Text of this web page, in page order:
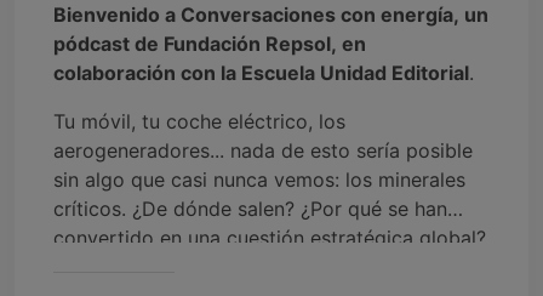
Bienvenido a Conversaciones con energía, un
pódcast de Fundación Repsol, en
colaboración con la Escuela Unidad Editorial.
Tu móvil, tu coche eléctrico, los
aerogeneradores... nada de esto sería posible
sin algo que casi nunca vemos: los minerales
críticos. ¿De dónde salen? ¿Por qué se han
convertido en una cuestión estratégica global?